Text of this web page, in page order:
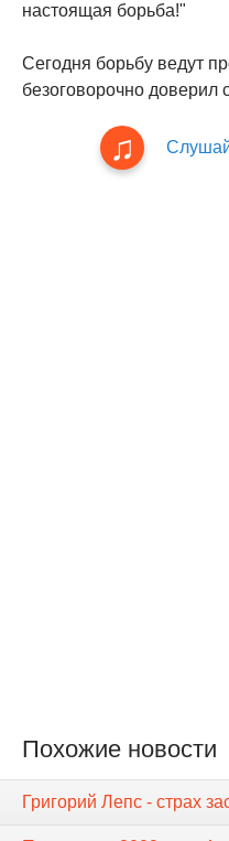
настоящая борьба!"
Сегодня борьбу ведут
безоговорочно доверил
Похожие новости
Григорий Лепс - страх